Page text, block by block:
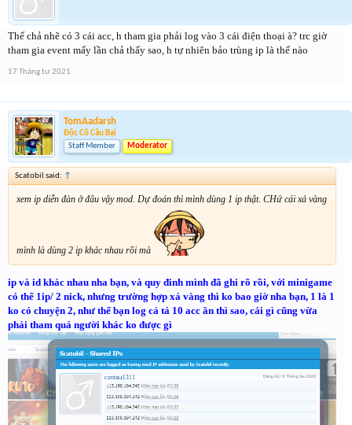
Thế chả nhẽ có 3 cái acc, h tham gia phải log vào 3 cái điện thoại à? trc giờ
tham gia event mấy lần chả thấy sao, h tự nhiên bảo trùng ip là thế nào
17 Tháng tư 2021
TomAadarsh
Độc Cô Cầu Bại
Staff Member
Moderator
Scatobil said: ↑
xem ip diễn đàn ở đâu vậy mod. Dự đoán thì mình dùng 1 ip thật. CHứ cái xả vàng
mình là dùng 2 ip khác nhau rồi mà
ip và id khác nhau nha bạn, và quy đinh mình đã ghi rõ rồi, với minigame
có thể 1ip/ 2 nick, nhưng trường hợp xả vàng thì ko bao giờ nha bạn, 1 là 1
ko có chuyện 2, như thế bạn log cả tá 10 acc ăn thì sao, cái gì cũng vừa
phải tham quá người khác ko được gì